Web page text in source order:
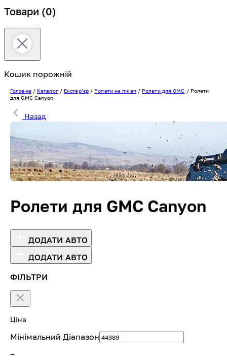
Товари (0)
Кошик порожній
Головна / Каталог/ Екстерʼєр/ Ролети на пікап/ Ролети для GMC / Ролети
для GMC Canyon
Назад
Ролети для GMC Canyon
ДОДАТИ АВТО
ДОДАТИ АВТО
ФІЛЬТРИ
Ціна
Мінімальний Діапазон
—